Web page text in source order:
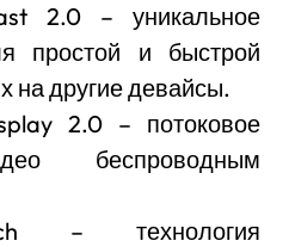
2.0 – уникальное
простой и быстрой
на другие девайсы.
2.0 – потоковое
беспроводным
– технология